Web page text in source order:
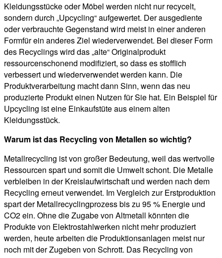
Kleidungsstücke oder Möbel werden nicht nur recycelt,
sondern durch „Upcycling“ aufgewertet. Der ausgediente
oder verbrauchte Gegenstand wird meist in einer anderen
Formfür ein anderes Ziel wiederverwendet. Bei dieser Form
des Recyclings wird das „alte“ Originalprodukt
ressourcenschonend modifiziert, so dass es stofflich
verbessert und wiederverwendet werden kann. Die
Produktverarbeitung macht dann Sinn, wenn das neu
produzierte Produkt einen Nutzen für Sie hat. Ein Beispiel für
Upcycling ist eine Einkaufstüte aus einem alten
Kleidungsstück.
Warum ist das Recycling von Metallen so wichtig?
Metallrecycling ist von großer Bedeutung, weil das wertvolle
Ressourcen spart und somit die Umwelt schont. Die Metalle
verbleiben in der Kreislaufwirtschaft und werden nach dem
Recycling erneut verwendet. Im Vergleich zur Erstproduktion
spart der Metallrecyclingprozess bis zu 95 % Energie und
CO2 ein. Ohne die Zugabe von Altmetall könnten die
Produkte von Elektrostahlwerken nicht mehr produziert
werden, heute arbeiten die Produktionsanlagen meist nur
noch mit der Zugeben von Schrott. Das Recycling von